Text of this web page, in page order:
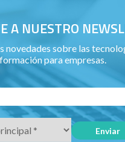
A NUESTRO
novedades sobre las
para empresas.